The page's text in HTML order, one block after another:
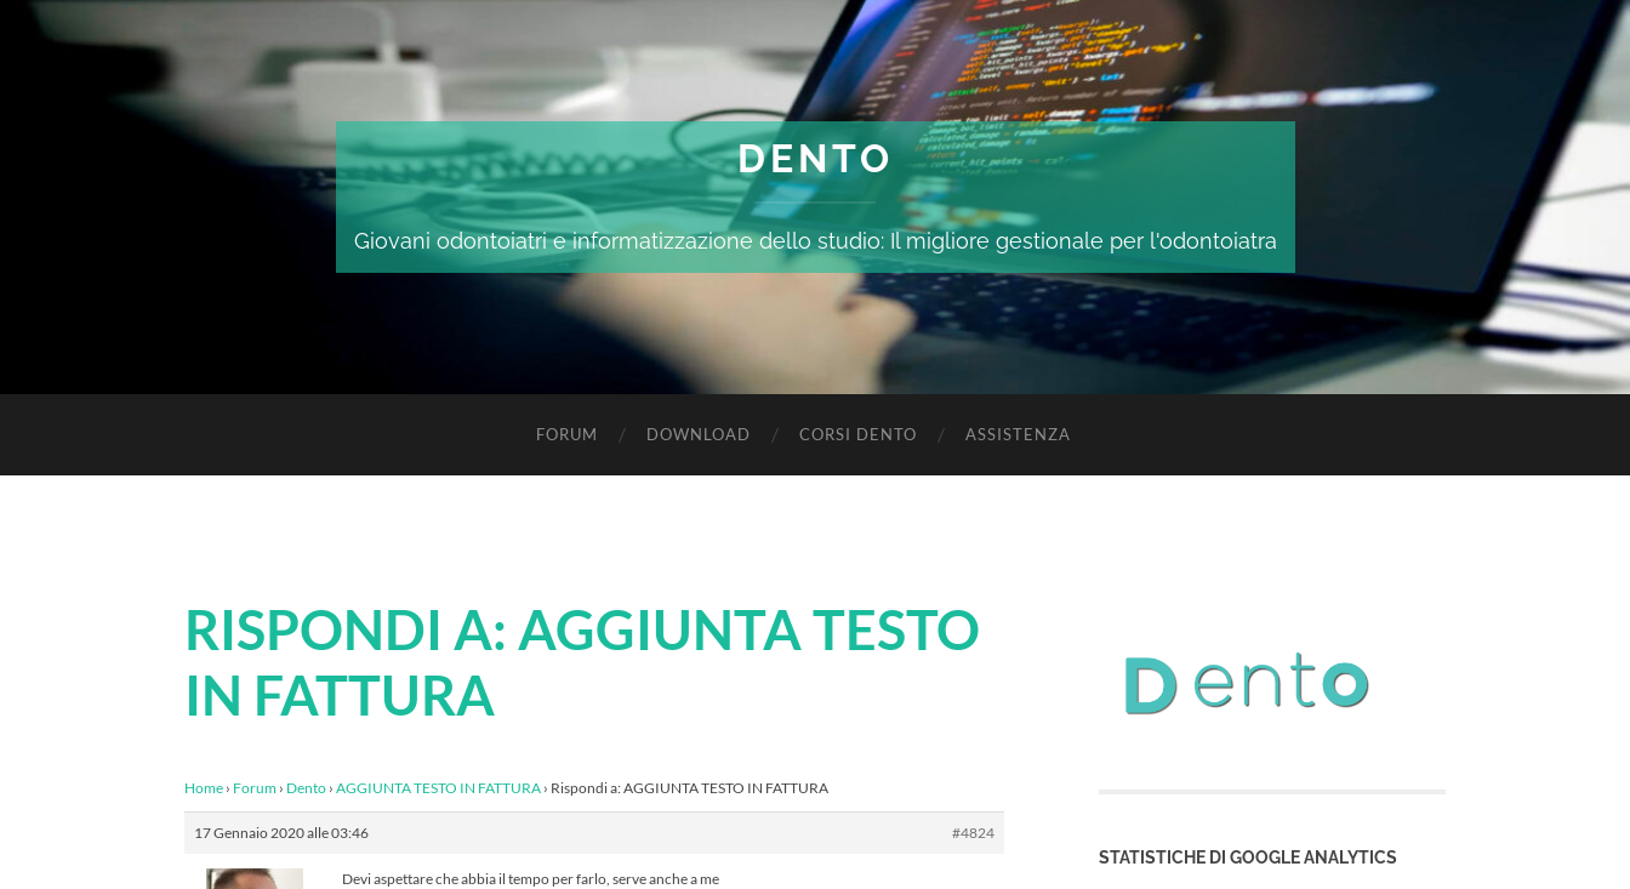
DENTO
Giovani odontoiatri e informatizzazione dello studio: Il migliore gestionale per l'odontoiatra
FORUM DOWNLOAD CORSI DENTO ASSISTENZA
RISPONDI A: AGGIUNTA TESTO
IN FATTURA
Home › Forum › Dento › AGGIUNTA TESTO IN FATTURA › Rispondi a: AGGIUNTA TESTO IN FATTURA
17 Gennaio 2020 alle 03:46 #4824
Devi aspettare che abbia il tempo per farlo, serve anche a me
STATISTICHE DI GOOGLE ANALYTICS